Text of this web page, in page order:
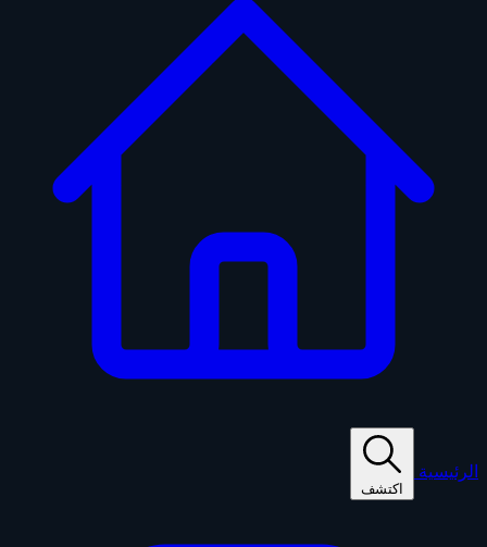
الرئيسية
اكتشف